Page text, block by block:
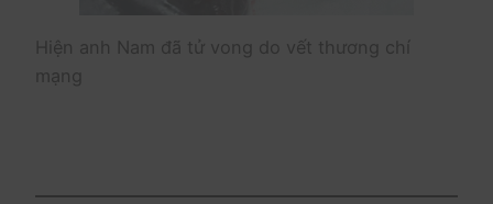
Hiện anh Nam đã tử vong do vết thương chí
mạng